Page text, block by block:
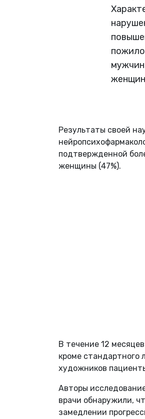
мужчин
Результаты своей
подтвержденной
женщины (47%).
В течение 12
кроме стандартного
художников
Авторы
врачи обнаружили,
замедлении